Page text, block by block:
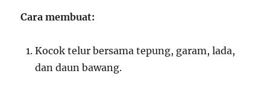
Cara membuat:
Kocok telur bersama tepung, garam, lada,
dan daun bawang.